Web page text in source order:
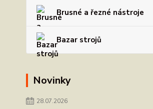
Brusné a řezné nástroje
Bazar strojů
Novinky
28.07.2026